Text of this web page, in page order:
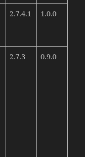
2.7.4.1 1.0.0
2.7.3 0.9.0